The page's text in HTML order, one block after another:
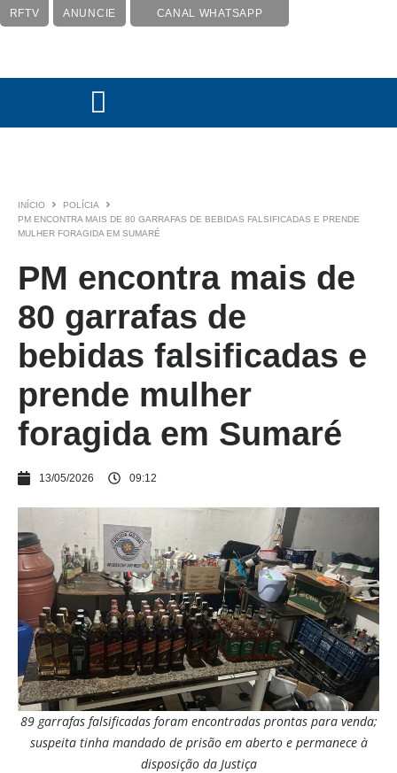
RFTV ANUNCIE CANAL WHATSAPP
INÍCIO
POLÍCIA
PM ENCONTRA MAIS DE 80 GARRAFAS DE BEBIDAS FALSIFICADAS E PRENDE
MULHER FORAGIDA EM SUMARÉ
PM encontra mais de
80 garrafas de
bebidas falsificadas e
prende mulher
foragida em Sumaré
13/05/2026 09:12
89 garrafas falsificadas foram encontradas prontas para venda;
suspeita tinha mandado de prisão em aberto e permanece à
disposição da Justiça